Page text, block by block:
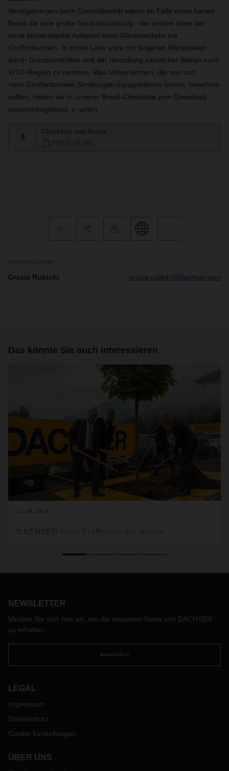
Verzögerungen beim Grenzübertritt wären im Falle eines harten
Brexit die eine große Herausforderung - die andere wäre der
neue bürokratische Aufwand beim Warenverkehr mit
Großbritannien. In erster Linie wäre mit längeren Wartezeiten
durch Grenzkontrollen und der Verzollung sämtlicher Waren nach
WTO-Regeln zu rechnen. Was Unternehmen, die von und
nach Großbritannien Sendungen transportieren lassen, beachten
sollten, haben wir in unserer Brexit-Checkliste zum Download
zusammengefasst: s. unten
Ansprechpartner
Grazia Rubichi grazia.rubichi@dachser.com
Das könnte Sie auch interessieren
12.06.2018
Gesamtfläche von rund 20.000 Quadratmetern und wurde
NEWSLETTER
Melden Sie sich hier an, um die neuesten News von DACHSER
zu erhalten.
Anmelden
LEGAL
Impressum
Datenschutz
Cookie Einstellungen
ÜBER UNS